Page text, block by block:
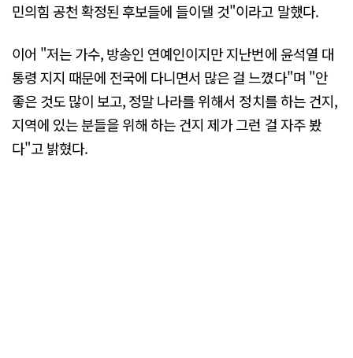
민의힘 공천 확정된 후보들에 들이댈 것"이라고 말했다.
이어 "저는 가수, 방송인 연예인이지만 지난번에 윤석열 대
통령 지지 때문에 전국에 다니면서 많은 걸 느꼈다"며 "안
좋은 것도 많이 보고, 정말 나라를 위해서 정치를 하는 건지,
지역에 있는 분들을 위해 하는 건지 제가 그런 걸 자주 봤
다"고 밝혔다.